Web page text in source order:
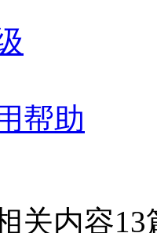
帮助
关内容